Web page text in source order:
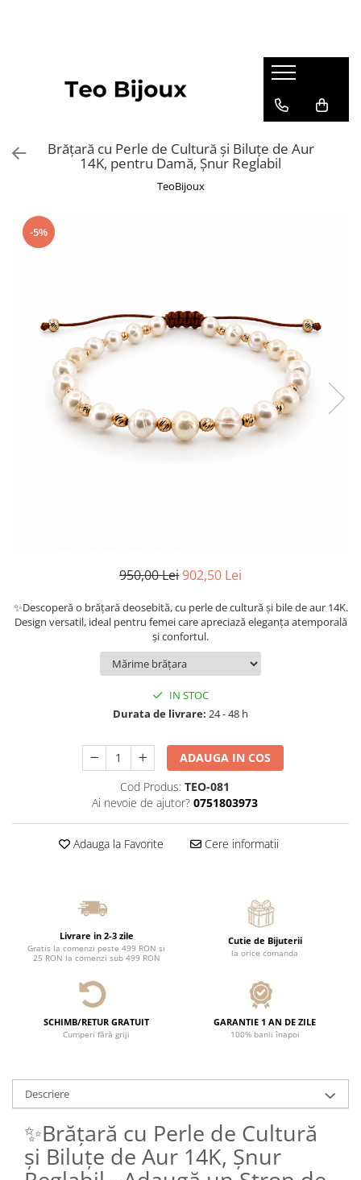
Bratari aur barbati
Bratari cu bilute de aur
Brățări cu perle
Brățară cu Perle de Cultură și Biluțe de Aur
14K, pentru Damă, Șnur Reglabil
TeoBijoux
-5%
950,00 Lei902,50 Lei
✨Descoperă o brățară deosebită, cu perle de cultură și bile de aur 14K.
Design versatil, ideal pentru femei care apreciază eleganța atemporală
și confortul.
IN STOC
Durata de livrare: 24 - 48 h
ADAUGA IN COS
Cod Produs: TEO-081
Ai nevoie de ajutor? 0751803973
Adauga la Favorite Cere informatii
Livrare in 2-3 zile
Gratis la comenzi peste 499 RON si
25 RON la comenzi sub 499 RON
Cutie de Bijuterii
la orice comanda
SCHIMB/RETUR GRATUIT
Cumperi fără griji
GARANTIE 1 AN DE ZILE
100% banii înapoi
Descriere
✨Brățară cu Perle de Cultură
și Biluțe de Aur 14K, Șnur